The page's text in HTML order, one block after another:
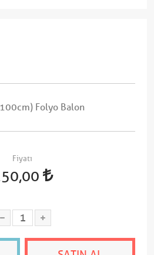
Folyo Balon
Fiyatı